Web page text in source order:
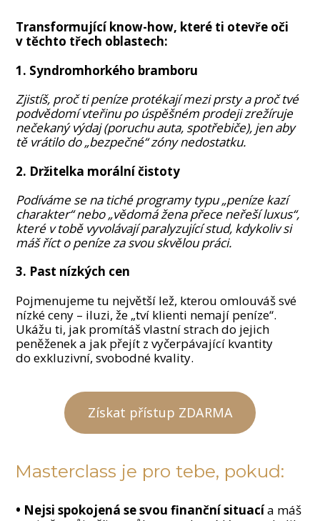
Transformující know-how, které ti otevře oči
v těchto třech oblastech:
1. Syndromhorkého bramboru
Zjistíš, proč ti peníze protékají mezi prsty a proč tvé
podvědomí vteřinu po úspěšném prodeji zrežíruje
nečekaný výdaj (poruchu auta, spotřebiče), jen aby
tě vrátilo do „bezpečné“ zóny nedostatku.
2. Držitelka morální čistoty
Podíváme se na tiché programy typu „peníze kazí
charakter“ nebo „vědomá žena přece neřeší luxus“,
které v tobě vyvolávají paralyzující stud, kdykoliv si
máš říct o peníze za svou skvělou práci.
3. Past nízkých cen
Pojmenujeme tu největší lež, kterou omlouváš své
nízké ceny – iluzi, že „tví klienti nemají peníze“.
Ukážu ti, jak promítáš vlastní strach do jejich
peněženek a jak přejít z vyčerpávající kvantity
do exkluzivní, svobodné kvality.
Získat přístup ZDARMA
Masterclass je pro tebe, pokud:
• Nejsi spokojená se svou finanční situacía máš